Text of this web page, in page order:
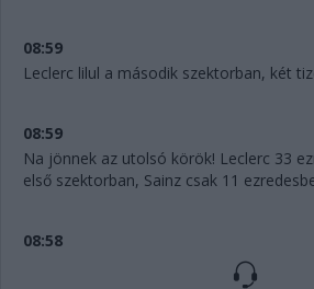
08:59
Leclerc lilul a második szektorban, két
08:59
Na jönnek az utolsó körök! Leclerc 33
első szektorban, Sainz csak 11
08:58